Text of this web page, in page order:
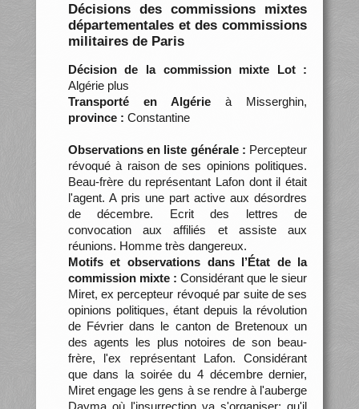
Décisions des commissions mixtes
départementales et des commissions
militaires de Paris
Décision de la commission mixte Lot :
Algérie plus
Transporté en Algérie à Misserghin,
province : Constantine
Observations en liste générale : Percepteur
révoqué à raison de ses opinions politiques.
Beau-frère du représentant Lafon dont il était
l'agent. A pris une part active aux désordres
de décembre. Ecrit des lettres de
convocation aux affiliés et assiste aux
réunions. Homme très dangereux.
Motifs et observations dans l’État de la
commission mixte : Considérant que le sieur
Miret, ex percepteur révoqué par suite de ses
opinions politiques, étant depuis la révolution
de Février dans le canton de Bretenoux un
des agents les plus notoires de son beau-
frère, l'ex représentant Lafon. Considérant
que dans la soirée du 4 décembre dernier,
Miret engage les gens à se rendre à l'auberge
Dayma où l'insurrection va s'organiser; qu'il